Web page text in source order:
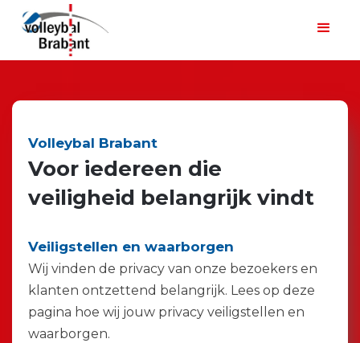
Volleybal Brabant
Voor iedereen die
veiligheid belangrijk vindt
Veiligstellen en waarborgen
Wij vinden de privacy van onze bezoekers en
klanten ontzettend belangrijk. Lees op deze
pagina hoe wij jouw privacy veiligstellen en
waarborgen.